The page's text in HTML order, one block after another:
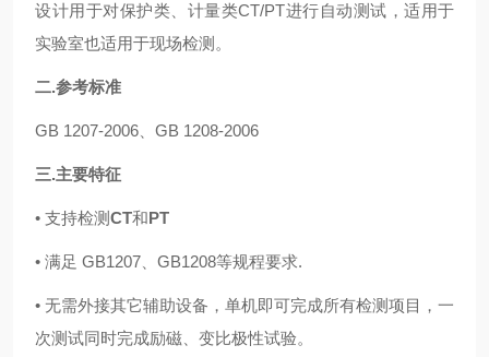
设计用于对保护类、计量类CT/PT进行自动测试，适用于
实验室也适用于现场检测。
二.参考标准
GB 1207-2006 GB 1208-2006
三.主要特征
• 支持检测CT和PT
• 满足 GB1207 GB1208等规程要求.
• 无需外接其它辅助设备，单机即可完成所有检测项目，一
次测试同时完成励磁、变比极性试验。